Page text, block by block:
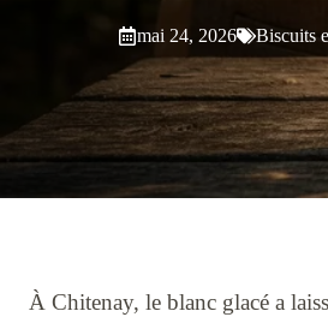
mai 24, 2026 Biscuits
À Chitenay, le blanc glacé a